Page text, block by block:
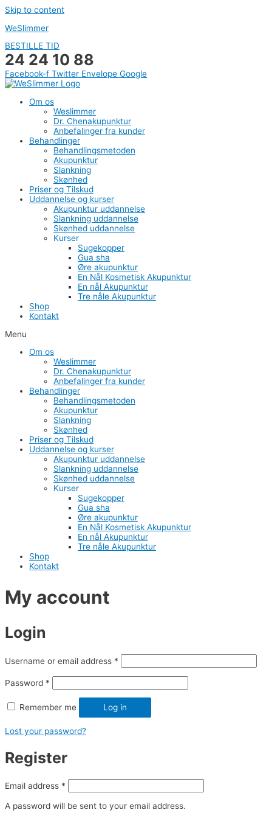
Skip to content
WeSlimmer
BESTILLE TID
24 24 10 88
Facebook-f Twitter Envelope Google
Om os
Weslimmer
Dr. Chenakupunktur
Anbefalinger fra kunder
Behandlinger
Behandlingsmetoden
Akupunktur
Slankning
Skønhed
Priser og Tilskud
Uddannelse og kurser
Akupunktur uddannelse
Slankning uddannelse
Skønhed uddannelse
Kurser
Sugekopper
Gua sha
Øre akupunktur
En Nål Kosmetisk Akupunktur
En nål Akupunktur
Tre nåle Akupunktur
Shop
Kontakt
Menu
Om os
Weslimmer
Dr. Chenakupunktur
Anbefalinger fra kunder
Behandlinger
Behandlingsmetoden
Akupunktur
Slankning
Skønhed
Priser og Tilskud
Uddannelse og kurser
Akupunktur uddannelse
Slankning uddannelse
Skønhed uddannelse
Kurser
Sugekopper
Gua sha
Øre akupunktur
En Nål Kosmetisk Akupunktur
En nål Akupunktur
Tre nåle Akupunktur
Shop
Kontakt
My account
Login
Username or email address *
Password *
Remember me Log in
Lost your password?
Register
Email address *
A password will be sent to your email address.